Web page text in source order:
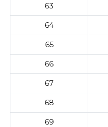
63
64
65
66
67
68
69